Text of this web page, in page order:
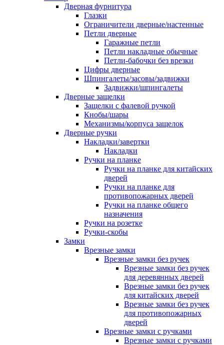
Дверная фурнитура
Глазки
Ограничители дверные/настенные
Петли дверные
Гаражные петли
Петли накладные обычные
Петли-бабочки без врезки
Цифры дверные
Шпингалеты/засовы/задвижки
Задвижки/шпингалеты
Дверные защелки
Защелки с фалевой ручкой
Кнобы/шары
Механизмы/корпуса защелок
Дверные ручки
Накладки/завертки
Накладки
Ручки на планке
Ручки на планке для китайских
дверей
Ручки на планке для
противопожарных дверей
Ручки на планке общего
назначения
Ручки на розетке
Ручки-скобы
Замки
Врезные замки
Врезные замки без ручек
Врезные замки без ручек
для деревянных дверей
Врезные замки без ручек
для китайских дверей
Врезные замки без ручек
для противопожарных
дверей
Врезные замки с ручками
Врезные замки с ручками